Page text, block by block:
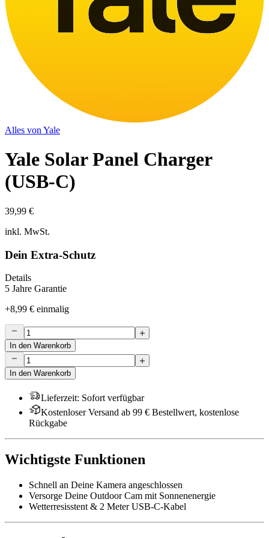
Alles von Yale
Yale Solar Panel Charger
(USB-C)
39,99 €
inkl. MwSt.
Dein Extra-Schutz
Details
5 Jahre Garantie
+8,99 € einmalig
In den Warenkorb
In den Warenkorb
Lieferzeit: Sofort verfügbar
Kostenloser Versand ab 99 € Bestellwert, kostenlose
Rückgabe
Wichtigste Funktionen
Schnell an Deine Kamera angeschlossen
Versorge Deine Outdoor Cam mit Sonnenenergie
Wetterresisstent & 2 Meter USB-C-Kabel